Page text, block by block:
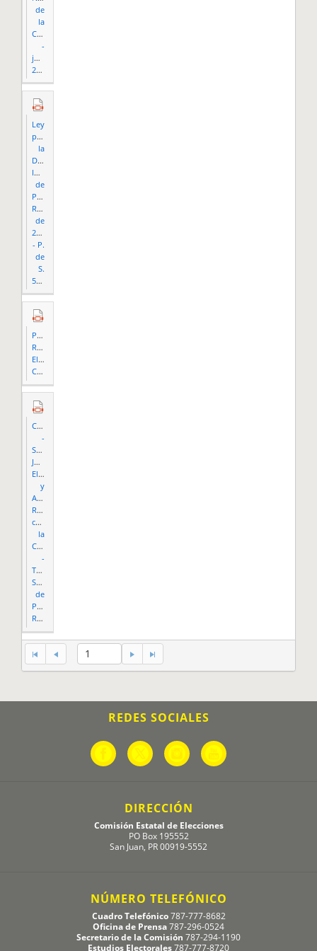
de
la
CEE
-
julio
2016.pdf
Ley
para
la
Descolonización
Inmediata
de
Puerto
Rico
de
2017
- P.
de
S.
51.pdf
Puerto
Rico
Election
Code.pdf
Compendio
-
Sobre
Jurisprudencia
Electoral
y
Asuntos
Relacionados
con
la
CEE
-
Tribunal
Supremo
de
Puerto
Rico.pdf
1
REDES SOCIALES
DIRECCIÓN
Comisión Estatal de Elecciones
PO Box 195552
San Juan, PR 00919-5552
NÚMERO TELEFÓNICO
Cuadro Telefónico787-777-8682
Oficina de Prensa787-296-0524
Secretario de la Comisión 787-294-1190
Estudios Electorales787-777-8720